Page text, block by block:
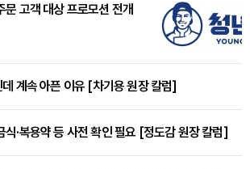
문 고객 대상 프로모션 전개
계속 아픈 이유 [차기용 원장 칼럼]
식·복용약 등 사전 확인 필요 [정도감 원장 칼럼]